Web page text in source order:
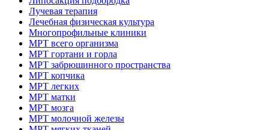
Лучевая терапия
Лечебная физическая культура
Многопрофильные клиники
МРТ всего организма
МРТ гортани и горла
МРТ забрюшинного пространства
МРТ копчика
МРТ легких
МРТ матки
МРТ мозга
МРТ молочной железы